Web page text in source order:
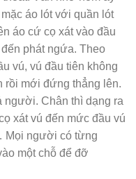
áo lót với quần lót
áo cứ cọ xát vào đầu
phát ngứa. Theo
vú, vú đầu tiên không
rồi mới đứng thẳng lên.
người. Chân thì dạng ra
xát vú đến mức đầu vú
Mọi người có từng
một chỗ để đỡ